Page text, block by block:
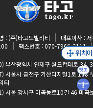
: (주)타고모빌리티
대표이사 :
팩스번호 : 070-7966-3111
부산광역시 연제구 월드컵대로 34,
서울시 금천구 가산디지털1로 168
티
서울 강서구 마곡동로10길 46 마곡